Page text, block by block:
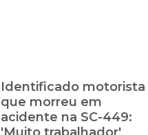
Identificado motorista
que morreu em
acidente na SC-449:
'Muito trabalhador'